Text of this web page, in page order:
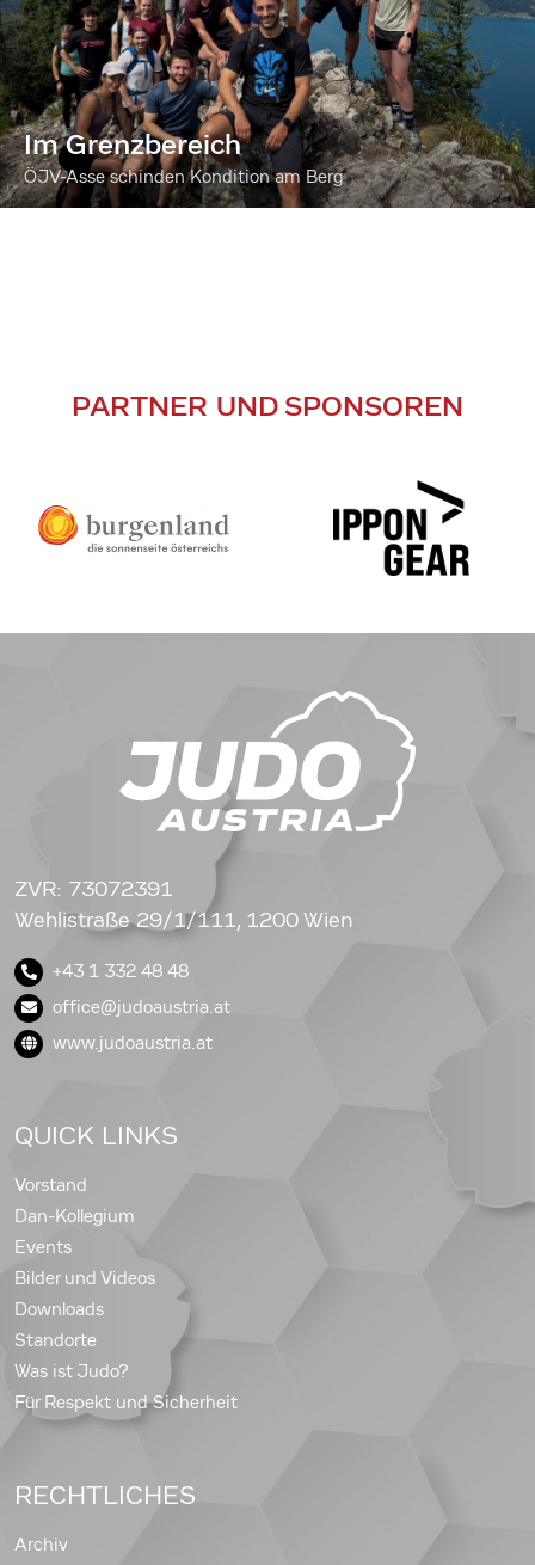
Im Grenzbereich
ÖJV-Asse schinden Kondition am Berg
PARTNER UND SPONSOREN
ZVR: 73072391
Wehlistraße 29/1/111, 1200 Wien
+43 1 332 48 48
office@judoaustria.at
www.judoaustria.at
QUICK LINKS
Vorstand
Dan-Kollegium
Events
Bilder und Videos
Downloads
Standorte
Was ist Judo?
Für Respekt und Sicherheit
RECHTLICHES
Archiv